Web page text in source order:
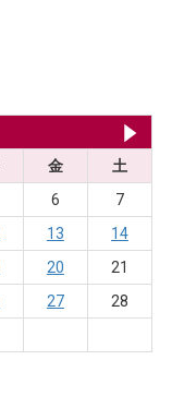
金
土
6
7
13
14
20
21
27
28